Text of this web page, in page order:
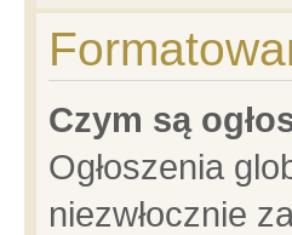
Czym są
Ogłoszenia
niezwłocznie